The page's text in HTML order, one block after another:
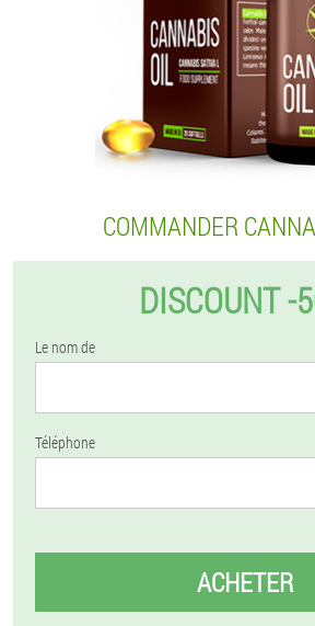
COMMANDER
DISCOUNT -
Le nom de
Téléphone
ACHETER